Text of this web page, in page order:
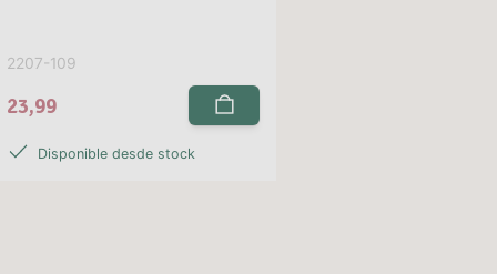
2207-109
23,99
Disponible desde stock